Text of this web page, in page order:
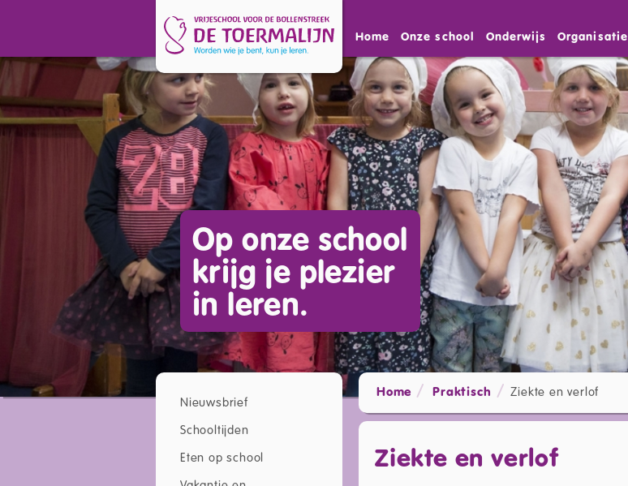
Home Onze school Onderwijs Organisatie
Op onze school
krijg je plezier
in leren.
Home Praktisch Ziekte en verlof
Ziekte en verlof
Nieuwsbrief
Schooltijden
Eten op school